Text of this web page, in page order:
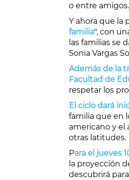
o entre amigos.
Y ahora que la
familia", con
las familias se
Sonia Vargas
Además de la
Facultad de
respetar los
El ciclo dará
familia que en
americano y el
otras latitudes.
Para el jueves
la proyección
descubrirá